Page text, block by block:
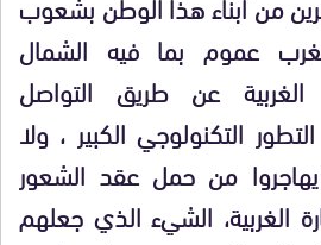
عموم بما فيه الشمال
الغربية عن طريق التواصل
التكنولوجي الكبير ، ولا
من حمل عقد الشعور
الغربية، الشيء الذي جعلهم